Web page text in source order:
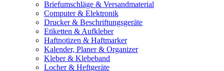
Briefumschläge & Versandmaterial
Computer & Elektronik
Drucker & Beschriftungsgeräte
Etiketten & Aufkleber
Haftnotizen & Haftmarker
Kalender, Planer & Organizer
Kleber & Klebeband
Locher & Heftgeräte